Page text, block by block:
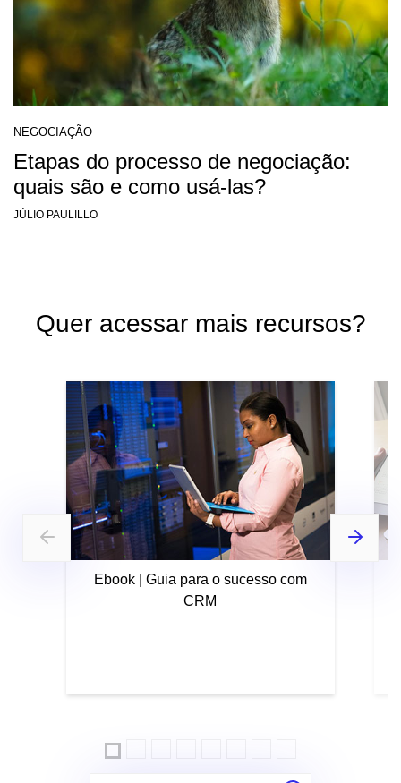
NEGOCIAÇÃO
Etapas do processo de negociação:
quais são e como usá-las?
JÚLIO PAULILLO
Quer acessar mais recursos?
Ebook | Guia para o sucesso com
CRM